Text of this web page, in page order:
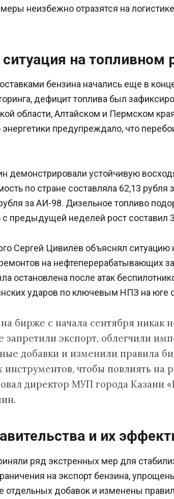
неизбежно отразятся на
на топливном
бензина начались еще в
дефицит топлива был
области, Алтайском и Пермском
предупреждало, что
демонстрировали устойчивую
по стране составляла 62,13 рубля
за АИ-98. Дизельное топливо
предыдущей неделей рост составил
Сергей Цивилёв объяснял
на нефтеперерабатывающих
остановлена после атак
ударов по ключевым НПЗ на юге
бирже с начала сентября никак
запретили экспорт, облегчили
добавки и изменили правила
инструментов, чтобы повлиять на
директор МУП города Казани
и их
ряд экстренных мер для
на экспорт бензина,
отдельных добавок и изменены